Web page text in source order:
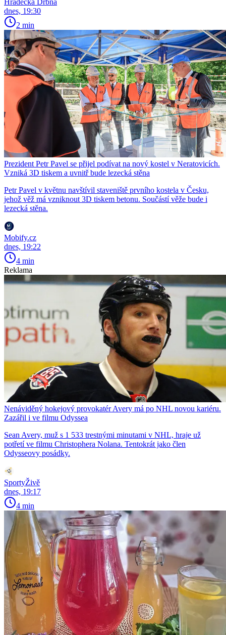
Hradecká Drbna
dnes, 19:30
2 min
Prezident Petr Pavel se přijel podívat na nový kostel v Neratovicích.
Vzniká 3D tiskem a uvnitř bude lezecká stěna
Petr Pavel v květnu navštívil staveniště prvního kostela v Česku,
jehož věž má vzniknout 3D tiskem betonu. Součástí věže bude i
lezecká stěna.
Mobify.cz
dnes, 19:22
4 min
Reklama
Nenáviděný hokejový provokatér Avery má po NHL novou kariéru.
Zazářil i ve filmu Odyssea
Sean Avery, muž s 1 533 trestnými minutami v NHL, hraje už
potřetí ve filmu Christophera Nolana. Tentokrát jako člen
Odysseovy posádky.
SportyŽivě
dnes, 19:17
4 min